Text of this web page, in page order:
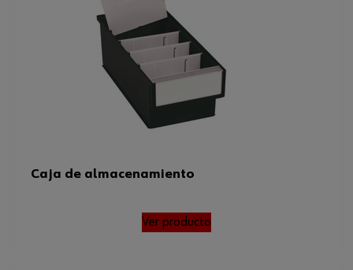
Caja de almacenamiento
Ver producto